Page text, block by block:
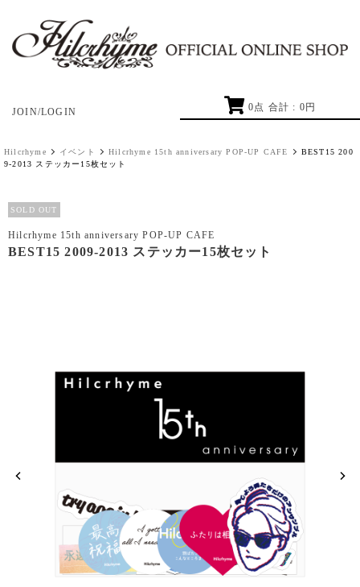
JOIN/LOGIN 0 点 合計 : 0円
Hilcrhyme イベント Hilcrhyme 15th anniversary POP-UP CAFE
BEST15 200
9-2013 ステッカー15枚セット
SOLD OUT
Hilcrhyme 15th anniversary POP-UP CAFE
BEST15 2009-2013 ステッカー15枚セット